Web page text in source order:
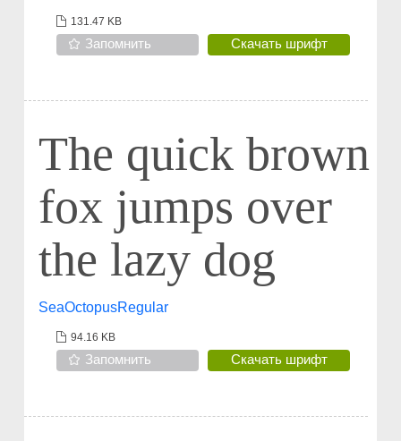
131.47 KB
Запомнить Скачать шрифт
The quick brown
fox jumps over
the lazy dog
SeaOctopusRegular
94.16 KB
Запомнить Скачать шрифт